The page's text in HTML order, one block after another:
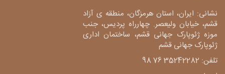
نشانی: ایران، استان هرمزگان، منطقه ی آزاد
قشم، خیابان ولیعصر. چهارراه پردیس، جنب
موزه ژئوپارک جهانی قشم، ساختمان اداری
ژئوپارک جهانی قشم
تلفن: 35242282 76 98